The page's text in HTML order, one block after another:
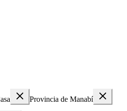
Provincia de Manabí